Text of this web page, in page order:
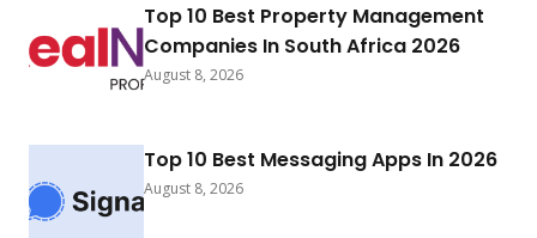
Top 10 Best Property Management
Companies In South Africa 2026
August 8, 2026
Top 10 Best Messaging Apps In 2026
August 8, 2026